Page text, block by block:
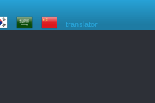
translator